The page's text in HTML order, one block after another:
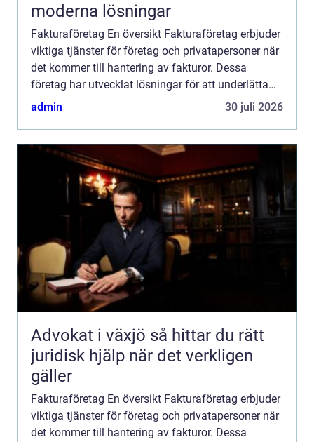
moderna lösningar
Fakturaföretag En översikt Fakturaföretag erbjuder
viktiga tjänster för företag och privatapersoner när
det kommer till hantering av fakturor. Dessa
företag har utvecklat lösningar för att underlätta
faktureringsprocesser och för att säkerställa att ...
admin 30 juli 2026
Advokat i växjö så hittar du rätt
juridisk hjälp när det verkligen
gäller
Fakturaföretag En översikt Fakturaföretag erbjuder
viktiga tjänster för företag och privatapersoner när
det kommer till hantering av fakturor. Dessa